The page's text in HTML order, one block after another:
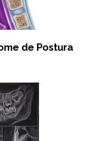
de Postura